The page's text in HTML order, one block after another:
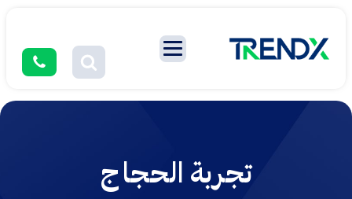
تجربة الحجاج